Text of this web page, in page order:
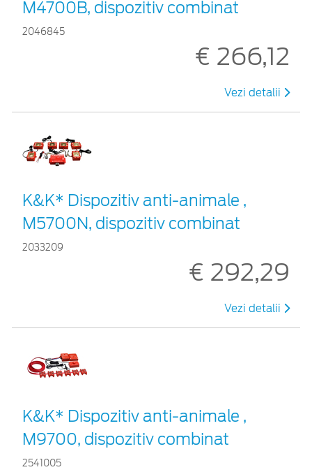
M4700B, dispozitiv combinat
2046845
€ 266,12
Vezi detalii
K&K* Dispozitiv anti-animale ,
M5700N, dispozitiv combinat
2033209
€ 292,29
Vezi detalii
K&K* Dispozitiv anti-animale ,
M9700, dispozitiv combinat
2541005